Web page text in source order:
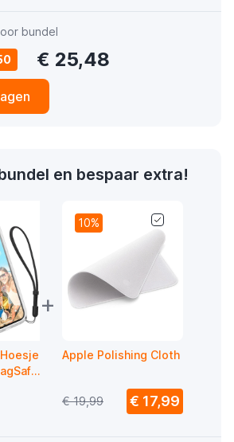
bundel
€ 25,48
en bespaar extra!
+
10%
Apple Polishing Cloth
€ 19,99 € 17,99